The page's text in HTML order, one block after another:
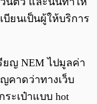
ยนเป็นผู้ให้บริการ
ยญ NEM ไปมูลค่า
คาดว่าทางเว็บ
ะเป๋าแบบ hot